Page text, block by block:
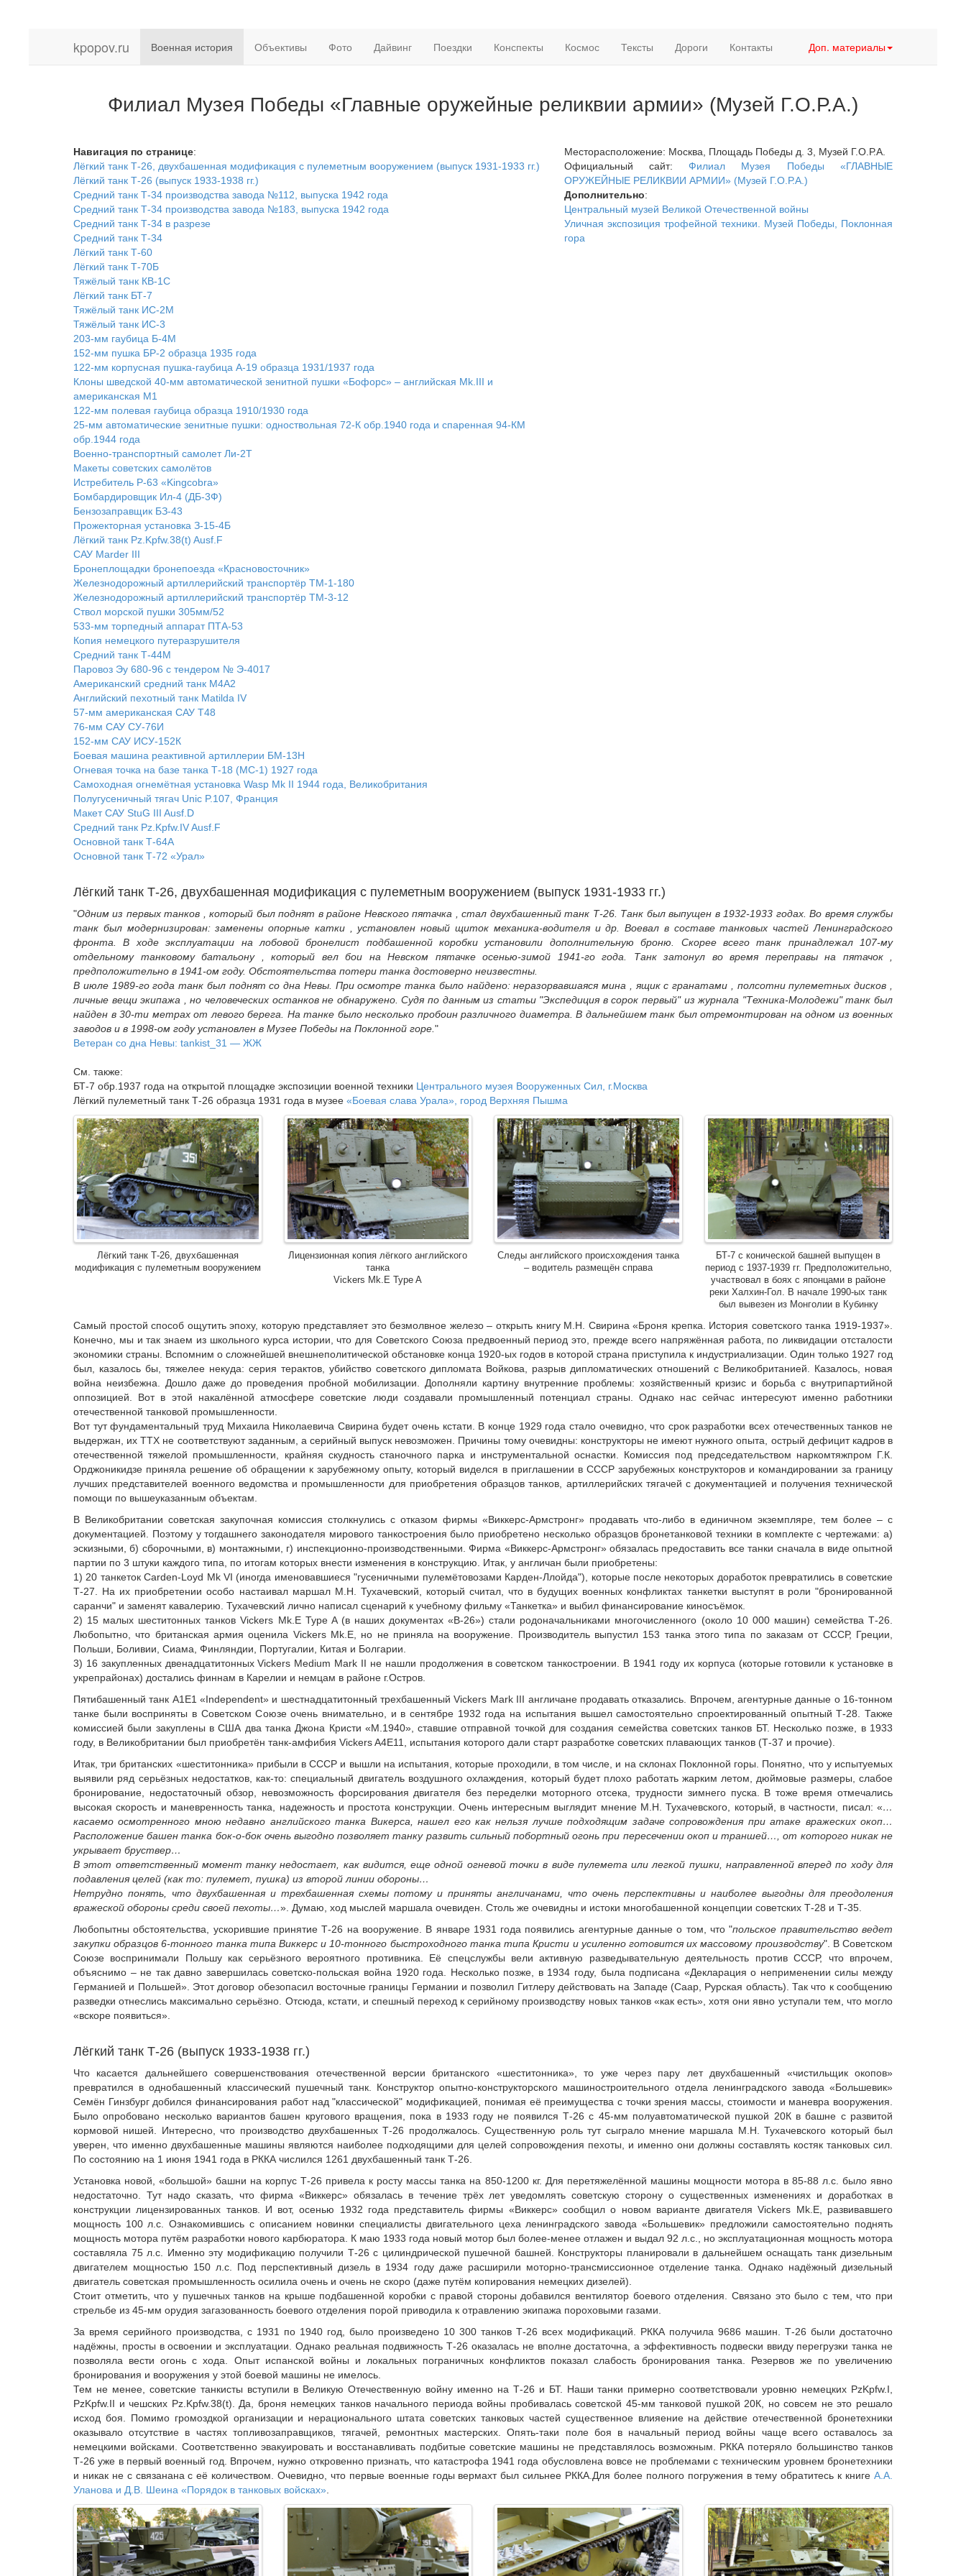
kpopov.ru Военная история Объективы Фото Дайвинг Поездки Конспекты Космос Тексты Дороги Контакты Доп. материалы
Филиал Музея Победы «Главные оружейные реликвии армии» (Музей Г.О.Р.А.)
Навигация по странице:
Лёгкий танк Т-26, двухбашенная модификация с пулеметным вооружением (выпуск 1931-1933 гг.)
Лёгкий танк Т-26 (выпуск 1933-1938 гг.)
Средний танк Т-34 производства завода №112, выпуска 1942 года
Средний танк Т-34 производства завода №183, выпуска 1942 года
Средний танк Т-34 в разрезе
Средний танк Т-34
Лёгкий танк Т-60
Лёгкий танк Т-70Б
Тяжёлый танк КВ-1С
Лёгкий танк БТ-7
Тяжёлый танк ИС-2М
Тяжёлый танк ИС-3
203-мм гаубица Б-4М
152-мм пушка БР-2 образца 1935 года
122-мм корпусная пушка-гаубица А-19 образца 1931/1937 года
Клоны шведской 40-мм автоматической зенитной пушки «Бофорс» – английская Mk.III и
американская M1
122-мм полевая гаубица образца 1910/1930 года
25-мм автоматические зенитные пушки: одноствольная 72-К обр.1940 года и спаренная 94-КМ
обр.1944 года
Военно-транспортный самолет Ли-2Т
Макеты советских самолётов
Истребитель Р-63 «Kingcobra»
Бомбардировщик Ил-4 (ДБ-3Ф)
Бензозаправщик БЗ-43
Прожекторная установка З-15-4Б
Лёгкий танк Pz.Kpfw.38(t) Ausf.F
САУ Marder III
Бронеплощадки бронепоезда «Красновосточник»
Железнодорожный артиллерийский транспортёр ТМ-1-180
Железнодорожный артиллерийский транспортёр ТМ-3-12
Ствол морской пушки 305мм/52
533-мм торпедный аппарат ПТА-53
Копия немецкого путеразрушителя
Средний танк Т-44М
Паровоз Эу 680-96 с тендером № Э-4017
Американский средний танк M4A2
Английский пехотный танк Matilda IV
57-мм американская САУ T48
76-мм САУ СУ-76И
152-мм САУ ИСУ-152К
Боевая машина реактивной артиллерии БМ-13Н
Огневая точка на базе танка Т-18 (МС-1) 1927 года
Самоходная огнемётная установка Wasp Mk II 1944 года, Великобритания
Полугусеничный тягач Unic P.107, Франция
Макет САУ StuG III Ausf.D
Средний танк Pz.Kpfw.IV Ausf.F
Основной танк Т-64А
Основной танк Т-72 «Урал»
Месторасположение: Москва, Площадь Победы д. 3, Музей Г.О.Р.А.
Официальный сайт:Филиал Музея Победы «ГЛАВНЫЕ
ОРУЖЕЙНЫЕ РЕЛИКВИИ АРМИИ» (Музей Г.О.Р.А.)
Дополнительно:
Центральный музей Великой Отечественной войны
Уличная экспозиция трофейной техники. Музей Победы, Поклонная
гора
Лёгкий танк Т-26, двухбашенная модификация с пулеметным вооружением (выпуск 1931-1933 гг.)
"Одним из первых танков , который был поднят в районе Невского пятачка , стал двухбашенный танк Т-26. Танк был выпущен в 1932-1933 годах. Во время службы
танк был модернизирован: заменены опорные катки , установлен новый щиток механика-водителя и др. Воевал в составе танковых частей Ленинградского
фронта. В ходе эксплуатации на лобовой бронелист подбашенной коробки установили дополнительную броню. Скорее всего танк принадлежал 107-му
отдельному танковому батальону , который вел бои на Невском пятачке осенью-зимой 1941-го года. Танк затонул во время переправы на пятачок ,
предположительно в 1941-ом году. Обстоятельства потери танка достоверно неизвестны.
В июле 1989-го года танк был поднят со дна Невы. При осмотре танка было найдено: неразорвавшаяся мина , ящик с гранатами , полсотни пулеметных дисков ,
личные вещи экипажа , но человеческих останков не обнаружено. Судя по данным из статьи "Экспедиция в сорок первый" из журнала "Техника-Молодежи" танк был
найден в 30-ти метрах от левого берега. На танке было несколько пробоин различного диаметра. В дальнейшем танк был отремонтирован на одном из военных
заводов и в 1998-ом году установлен в Музее Победы на Поклонной горе. "
Ветеран со дна Невы: tankist_31 — ЖЖ
См. также:
БТ-7 обр.1937 года на открытой площадке экспозиции военной техники Центрального музея Вооруженных Сил, г.Москва
Лёгкий пулеметный танк Т-26 образца 1931 года в музее «Боевая слава Урала», город Верхняя Пышма
Лёгкий танк Т-26, двухбашенная
модификация с пулеметным вооружением
Лицензионная копия лёгкого английского
танка
Vickers Mk.E Type A
Следы английского происхождения танка
– водитель размещён справа
БТ-7 с конической башней выпущен в
период с 1937-1939 гг. Предположительно,
участвовал в боях с японцами в районе
реки Халхин-Гол. В начале 1990-ых танк
был вывезен из Монголии в Кубинку
Самый простой способ ощутить эпоху, которую представляет это безмолвное железо – открыть книгу М.Н. Свирина «Броня крепка. История советского танка 1919-1937».
Конечно, мы и так знаем из школьного курса истории, что для Советского Союза предвоенный период это, прежде всего напряжённая работа, по ликвидации отсталости
экономики страны. Вспомним о сложнейшей внешнеполитической обстановке конца 1920-ых годов в которой страна приступила к индустриализации. Один только 1927 год
был, казалось бы, тяжелее некуда: серия терактов, убийство советского дипломата Войкова, разрыв дипломатических отношений с Великобританией. Казалось, новая
война неизбежна. Дошло даже до проведения пробной мобилизации. Дополняли картину внутренние проблемы: хозяйственный кризис и борьба с внутрипартийной
оппозицией. Вот в этой накалённой атмосфере советские люди создавали промышленный потенциал страны. Однако нас сейчас интересуют именно работники
отечественной танковой промышленности.
Вот тут фундаментальный труд Михаила Николаевича Свирина будет очень кстати. В конце 1929 года стало очевидно, что срок разработки всех отечественных танков не
выдержан, их ТТХ не соответствуют заданным, а серийный выпуск невозможен. Причины тому очевидны: конструкторы не имеют нужного опыта, острый дефицит кадров в
отечественной тяжелой промышленности, крайняя скудность станочного парка и инструментальной оснастки. Комиссия под председательством наркомтяжпром Г.К.
Орджоникидзе приняла решение об обращении к зарубежному опыту, который виделся в приглашении в СССР зарубежных конструкторов и командировании за границу
лучших представителей военного ведомства и промышленности для приобретения образцов танков, артиллерийских тягачей с документацией и получения технической
помощи по вышеуказанным объектам.
В Великобритании советская закупочная комиссия столкнулись с отказом фирмы «Виккерс-Армстронг» продавать что-либо в единичном экземпляре, тем более – с
документацией. Поэтому у тогдашнего законодателя мирового танкостроения было приобретено несколько образцов бронетанковой техники в комплекте с чертежами: а)
эскизными, б) сборочными, в) монтажными, г) инспекционно-производственными. Фирма «Виккерс-Армстронг» обязалась предоставить все танки сначала в виде опытной
партии по 3 штуки каждого типа, по итогам которых внести изменения в конструкцию. Итак, у англичан были приобретены:
1) 20 танкеток Carden-Loyd Mk VI (иногда именовавшиеся "гусеничными пулемётовозами Карден-Ллойда"), которые после некоторых доработок превратились в советские
Т-27. На их приобретении особо настаивал маршал М.Н. Тухачевский, который считал, что в будущих военных конфликтах танкетки выступят в роли "бронированной
саранчи" и заменят кавалерию. Тухачевский лично написал сценарий к учебному фильму «Танкетка» и выбил финансирование киносъёмок.
2) 15 малых шеститонных танков Vickers Mk.E Type A (в наших документах «В-26») стали родоначальниками многочисленного (около 10 000 машин) семейства Т-26.
Любопытно, что британская армия оценила Vickers Mk.E, но не приняла на вооружение. Производитель выпустил 153 танка этого типа по заказам от СССР, Греции,
Польши, Боливии, Сиама, Финляндии, Португалии, Китая и Болгарии.
3) 16 закупленных двенадцатитонных Vickers Medium Mark II не нашли продолжения в советском танкостроении. В 1941 году их корпуса (которые готовили к установке в
укрепрайонах) достались финнам в Карелии и немцам в районе г.Остров.
Пятибашенный танк A1E1 «Independent» и шестнадцатитонный трехбашенный Vickers Mark III англичане продавать отказались. Впрочем, агентурные данные о 16-тонном
танке были восприняты в Советском Союзе очень внимательно, и в сентябре 1932 года на испытания вышел самостоятельно спроектированный опытный Т-28. Также
комиссией были закуплены в США два танка Джона Кристи «М.1940», ставшие отправной точкой для создания семейства советских танков БТ. Несколько позже, в 1933
году, в Великобритании был приобретён танк-амфибия Vickers A4E11, испытания которого дали старт разработке советских плавающих танков (Т-37 и прочие).
Итак, три британских «шеститонника» прибыли в СССР и вышли на испытания, которые проходили, в том числе, и на склонах Поклонной горы. Понятно, что у испытуемых
выявили ряд серьёзных недостатков, как-то: специальный двигатель воздушного охлаждения, который будет плохо работать жарким летом, дюймовые размеры, слабое
бронирование, недостаточный обзор, невозможность форсирования двигателя без переделки моторного отсека, трудности зимнего пуска. В тоже время отмечались
высокая скорость и маневренность танка, надежность и простота конструкции. Очень интересным выглядит мнение М.Н. Тухачевского, который, в частности, писал: «…
касаемо осмотренного мною недавно английского танка Викерса, нашел его как нельзя лучше подходящим задаче сопровождения при атаке вражеских окоп…
Расположение башен танка бок-о-бок очень выгодно позволяет танку развить сильный побортный огонь при пересечении окоп и траншей…, от которого никак не
укрывает бруствер…
В этот ответственный момент танку недостает, как видится, еще одной огневой точки в виде пулемета или легкой пушки, направленной вперед по ходу для
подавления целей (как то: пулемет, пушка) из второй линии обороны…
Нетрудно понять, что двухбашенная и трехбашенная схемы потому и приняты англичанами, что очень перспективны и наиболее выгодны для преодоления
вражеской обороны среди своей пехоты…». Думаю, ход мыслей маршала очевиден. Столь же очевидны и истоки многобашенной концепции советских Т-28 и Т-35.
Любопытны обстоятельства, ускорившие принятие Т-26 на вооружение. В январе 1931 года появились агентурные данные о том, что "польское правительство ведет
закупки образцов 6-тонного танка типа Виккерс и 10-тонного быстроходного танка типа Кристи и усиленно готовится их массовому производству". В Советском
Союзе воспринимали Польшу как серьёзного вероятного противника. Её спецслужбы вели активную разведывательную деятельность против СССР, что впрочем,
объяснимо – не так давно завершилась советско-польская война 1920 года. Несколько позже, в 1934 году, была подписана «Декларация о неприменении силы между
Германией и Польшей». Этот договор обезопасил восточные границы Германии и позволил Гитлеру действовать на Западе (Саар, Рурская область). Так что к сообщению
разведки отнеслись максимально серьёзно. Отсюда, кстати, и спешный переход к серийному производству новых танков «как есть», хотя они явно уступали тем, что могло
«вскоре появиться».
Лёгкий танк Т-26 (выпуск 1933-1938 гг.)
Что касается дальнейшего совершенствования отечественной версии британского «шеститонника», то уже через пару лет двухбашенный «чистильщик окопов»
превратился в однобашенный классический пушечный танк. Конструктор опытно-конструкторского машиностроительного отдела ленинградского завода «Большевик»
Семён Гинзбург добился финансирования работ над "классической" модификацией, понимая её преимущества с точки зрения массы, стоимости и маневра вооружения.
Было опробовано несколько вариантов башен кругового вращения, пока в 1933 году не появился Т-26 с 45-мм полуавтоматической пушкой 20К в башне с развитой
кормовой нишей. Интересно, что производство двухбашенных Т-26 продолжалось. Существенную роль тут сыграло мнение маршала М.Н. Тухачевского который был
уверен, что именно двухбашенные машины являются наиболее подходящими для целей сопровождения пехоты, и именно они должны составлять костяк танковых сил.
По состоянию на 1 июня 1941 года в РККА числился 1261 двухбашенный танк Т-26.
Установка новой, «большой» башни на корпус Т-26 привела к росту массы танка на 850-1200 кг. Для перетяжелённой машины мощности мотора в 85-88 л.с. было явно
недостаточно. Тут надо сказать, что фирма «Виккерс» обязалась в течение трёх лет уведомлять советскую сторону о существенных изменениях и доработках в
конструкции лицензированных танков. И вот, осенью 1932 года представитель фирмы «Виккерс» сообщил о новом варианте двигателя Vickers Mk.E, развивавшего
мощность 100 л.с. Ознакомившись с описанием новинки специалисты двигательного цеха ленинградского завода «Большевик» предложили самостоятельно поднять
мощность мотора путём разработки нового карбюратора. К маю 1933 года новый мотор был более-менее отлажен и выдал 92 л.с., но эксплуатационная мощность мотора
составляла 75 л.с. Именно эту модификацию получили Т-26 с цилиндрической пушечной башней. Конструкторы планировали в дальнейшем оснащать танк дизельным
двигателем мощностью 150 л.с. Под перспективный дизель в 1934 году даже расширили моторно-трансмиссионное отделение танка. Однако надёжный дизельный
двигатель советская промышленность осилила очень и очень не скоро (даже путём копирования немецких дизелей).
Стоит отметить, что у пушечных танков на крыше подбашенной коробки с правой стороны добавился вентилятор боевого отделения. Связано это было с тем, что при
стрельбе из 45-мм орудия загазованность боевого отделения порой приводила к отравлению экипажа пороховыми газами.
За время серийного производства, с 1931 по 1940 год, было произведено 10 300 танков Т-26 всех модификаций. РККА получила 9686 машин. Т-26 были достаточно
надёжны, просты в освоении и эксплуатации. Однако реальная подвижность Т-26 оказалась не вполне достаточна, а эффективность подвески ввиду перегрузки танка не
позволяла вести огонь с хода. Опыт испанской войны и локальных пограничных конфликтов показал слабость бронирования танка. Резервов же по увеличению
бронирования и вооружения у этой боевой машины не имелось.
Тем не менее, советские танкисты вступили в Великую Отечественную войну именно на Т-26 и БТ. Наши танки примерно соответствовали уровню немецких PzKpfw.I,
PzKpfw.II и чешских Pz.Kpfw.38(t). Да, броня немецких танков начального периода войны пробивалась советской 45-мм танковой пушкой 20К, но совсем не это решало
исход боя. Помимо громоздкой организации и нерационального штата советских танковых частей существенное влияение на действие отечественной бронетехники
оказывало отсутствие в частях топливозаправщиков, тягачей, ремонтных мастерских. Опять-таки поле боя в начальный период войны чаще всего оставалось за
немецкими войсками. Соответственно эвакуировать и восстанавливать подбитые советские машины не представлялось возможным. РККА потеряло большинство танков
Т-26 уже в первый военный год. Впрочем, нужно откровенно признать, что катастрофа 1941 года обусловлена вовсе не проблемами с техническим уровнем бронетехники
и никак не с связанана с её количеством. Очевидно, что первые военные годы вермахт был сильнее РККА.Для более полного погружения в тему обратитесь к книге А.А.
Уланова и Д.В. Шеина «Порядок в танковых войсках»